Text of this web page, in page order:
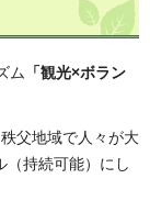
ム
「観光×ボラン
父地域で人々が大
（持続可能）にし